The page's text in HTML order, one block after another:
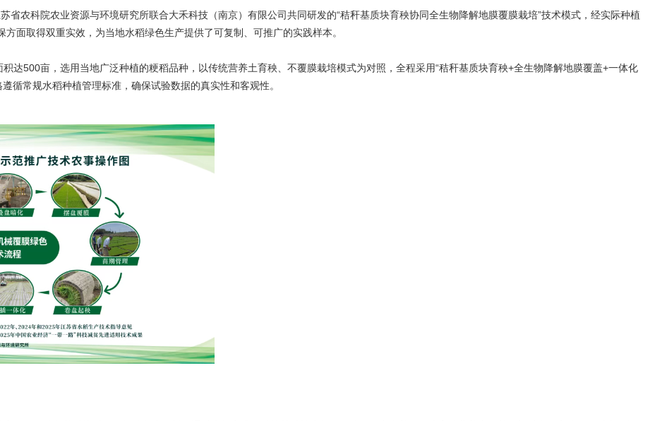
省农科院农业资源与环境研究所联合大禾科技（南京）有限公司共同研发的“秸秆基质块育秧协同全生物降解地膜覆膜栽培”技术模式，经实际种植
面取得双重实效，为当地水稻绿色生产提供了可复制、可推广的实践样本。
达500亩，选用当地广泛种植的粳稻品种，以传统营养土育秧、不覆膜栽培模式为对照，全程采用“秸秆基质块育秧+全生物降解地膜覆盖+一体化
循常规水稻种植管理标准，确保试验数据的真实性和客观性。